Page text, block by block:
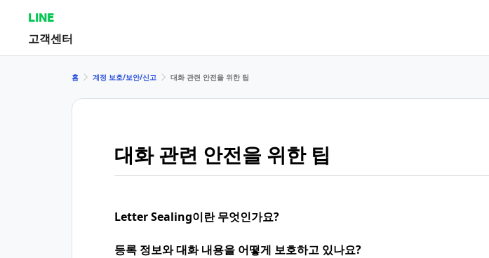
LINE
고객센터
홈 계정 보호/보안/신고 대화 관련 안전을 위한 팁
대화 관련 안전을 위한 팁
Letter Sealing이란 무엇인가요?
등록 정보와 대화 내용을 어떻게 보호하고 있나요?